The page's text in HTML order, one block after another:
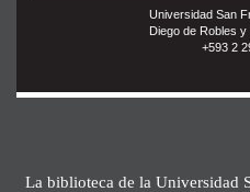
Universidad San
Diego de Robles
+593 2
La biblioteca de la Universidad